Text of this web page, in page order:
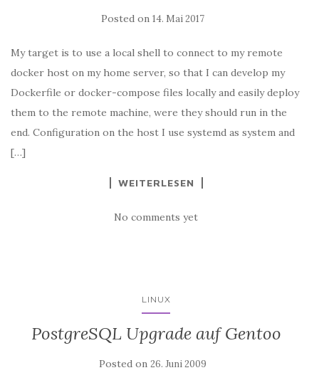
Posted on 14. Mai 2017
My target is to use a local shell to connect to my remote
docker host on my home server, so that I can develop my
Dockerfile or docker-compose files locally and easily deploy
them to the remote machine, were they should run in the
end. Configuration on the host I use systemd as system and
[…]
WEITERLESEN
No comments yet
LINUX
PostgreSQL Upgrade auf Gentoo
Posted on 26. Juni 2009